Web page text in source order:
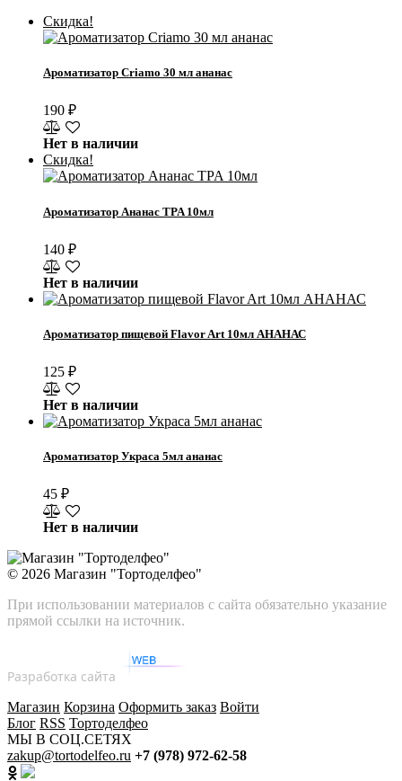
Скидка!
Ароматизатор Criamo 30 мл ананас
190 ₽
Нет в наличии
Скидка!
Ароматизатор Ананас TPA 10мл
140 ₽
Нет в наличии
Ароматизатор пищевой Flavor Art 10мл АНАНАС
125 ₽
Нет в наличии
Ароматизатор Украса 5мл ананас
45 ₽
Нет в наличии
© 2026 Магазин "Тортоделфео"
При использовании материалов с сайта обязательно указание
прямой ссылки на источник.
Разработка сайта
Магазин Корзина Оформить заказ Войти
Блог RSS Тортоделфео
МЫ В СОЦ.СЕТЯХ
zakup@tortodelfeo.ru +7 (978) 972-62-58